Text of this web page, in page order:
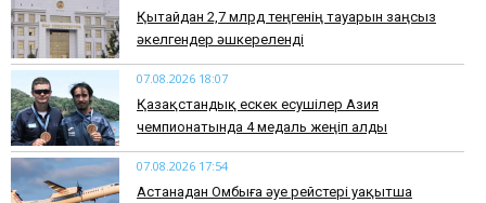
Қытайдан 2,7 млрд теңгенің тауарын заңсыз
әкелгендер әшкереленді
07.08.2026 18:07
Қазақстандық ескек есушілер Азия
чемпионатында 4 медаль жеңіп алды
07.08.2026 17:54
Астанадан Омбыға әуе рейстері уақытша